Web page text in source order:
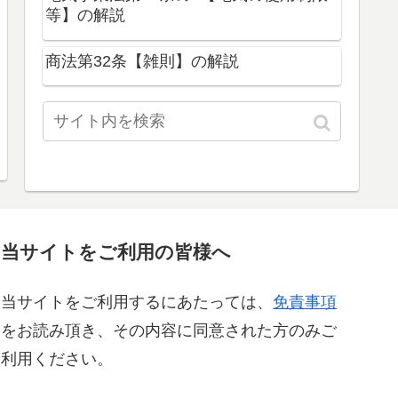
等】の解説
商法第32条【雑則】の解説
当サイトをご利用の皆様へ
当サイトをご利用するにあたっては、 免責事項
をお読み頂き、その内容に同意された方のみご
利用ください。